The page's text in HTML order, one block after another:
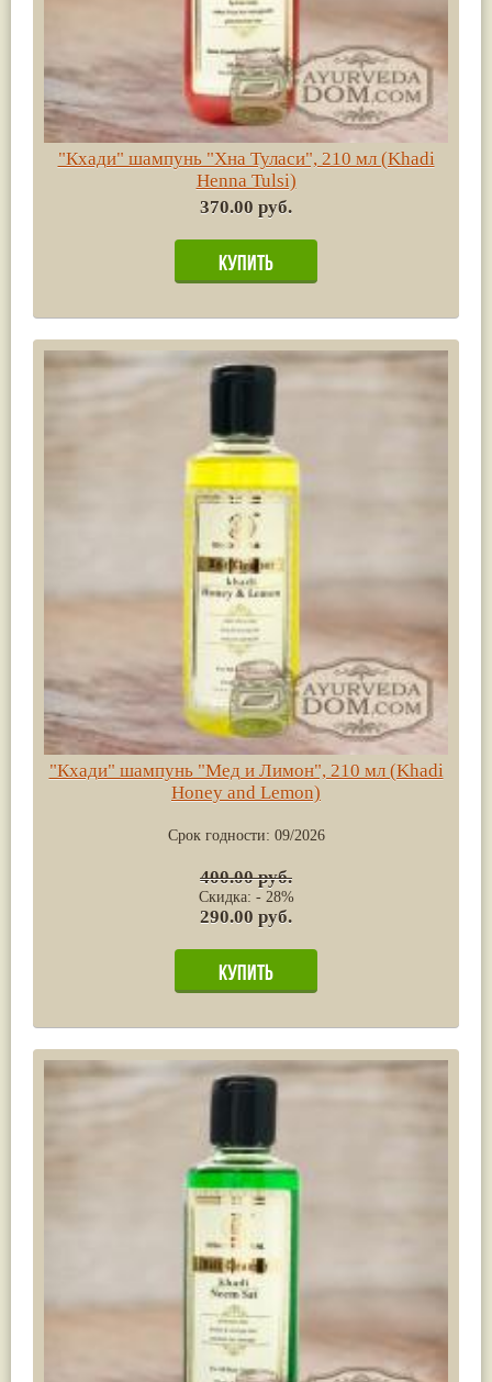
"Кхади" шампунь "Хна Туласи", 210 мл (Khadi
Henna Tulsi)
370.00 руб.
"Кхади" шампунь "Мед и Лимон", 210 мл (Khadi
Honey and Lemon)
Срок годности: 09/2026
400.00 руб.
Скидка: - 28%
290.00 руб.